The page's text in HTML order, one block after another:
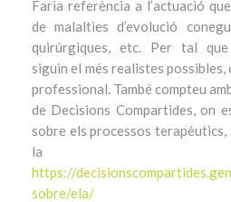
Faria referència a l’actuació
de malalties d’evolució
quirúrgiques, etc. Per tal que
siguin el més realistes possibles,
professional. També compteu
de Decisions Compartides, on
sobre els processos
la
https://
sobre/ela/